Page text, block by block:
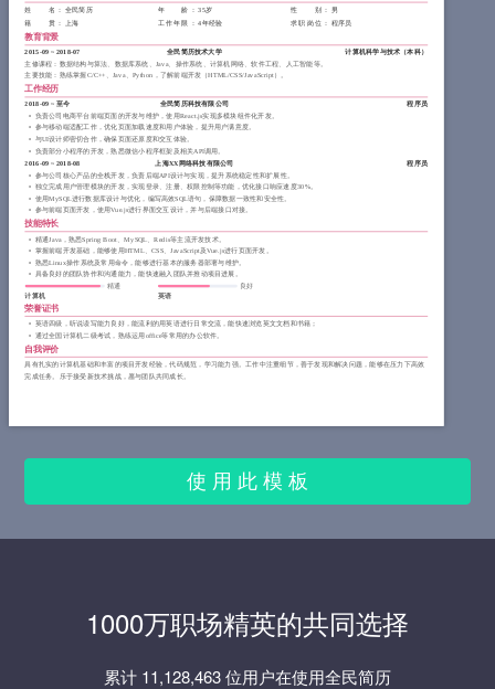
姓 名 ： 全民简历 年 龄 ： 35岁 性 别 ： 男
籍 贯 ： 上海 工作年限 ： 4年经验 求职岗位 ： 程序员
教育背景
2015-09 ~ 2018-07 全民简历技术大学 计算机科学与技术（本科）
主修课程：数据结构与算法、数据库系统、Java、操作系统、计算机网络、软件工程、人工智能等。
主要技能：熟练掌握C/C++、Java、Python，了解前端开发（HTML/CSS/JavaScript）。
工作经历
2018-09 ~ 至今 全民简历科技有限公司
程序员
负责公司电商平台前端页面的开发与维护，使用React.js实现多模块组件化开发。
参与移动端适配工作，优化页面加载速度和用户体验，提升用户满意度。
与UI设计师密切合作，确保页面还原度和交互体验。
负责部分小程序的开发，熟悉微信小程序框架及相关API调用。
2016-09 ~ 2018-08 上海XX网络科技有限公司
程序员
参与公司核心产品的全栈开发，负责后端API设计与实现，提升系统稳定性和扩展性。
独立完成用户管理模块的开发，实现登录、注册、权限控制等功能，优化接口响应速度30%。
使用MySQL进行数据库设计与优化，编写高效SQL语句，保障数据一致性和安全性。
参与前端页面开发，使用Vue.js进行界面交互设计，并与后端接口对接。
技能特长
精通Java，熟悉Spring Boot、MySQL、Redis等主流开发技术。
掌握前端开发基础，能够使用HTML、CSS、JavaScript及Vue.js进行页面开发。
熟悉Linux操作系统及常用命令，能够进行基本的服务器部署与维护。
具备良好的团队协作和沟通能力，能快速融入团队并推动项目进展。
计算机
精通
英语
良好
荣誉证书
英语四级，听说读写能力良好，能流利的用英语进行日常交流，能快速浏览英文文档和书籍；
通过全国计算机二级考试，熟练运用office等常用的办公软件。
自我评价
具有扎实的计算机基础和丰富的项目开发经验，代码规范，学习能力强。工作中注重细节，善于发现和解决问题，能够在压力下高效
完成任务。乐于接受新技术挑战，愿与团队共同成长。
使 用 此 模 板
1000万职场精英的共同选择
累计 11,128,463 位用户在使用全民简历